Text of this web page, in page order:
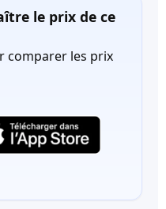
le prix de ce
comparer les prix